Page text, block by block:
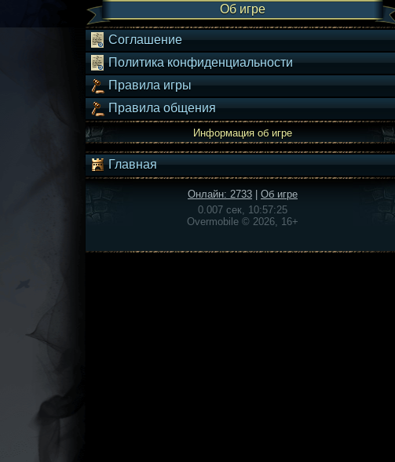
Об игре
Соглашение
Политика конфиденциальности
Правила игры
Правила общения
Информация об игре
Главная
Онлайн: 2733
Об игре
0.007 сек, 10:57:25
Overmobile © 2026, 16+